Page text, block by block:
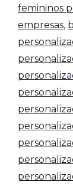
femininos
empresas,